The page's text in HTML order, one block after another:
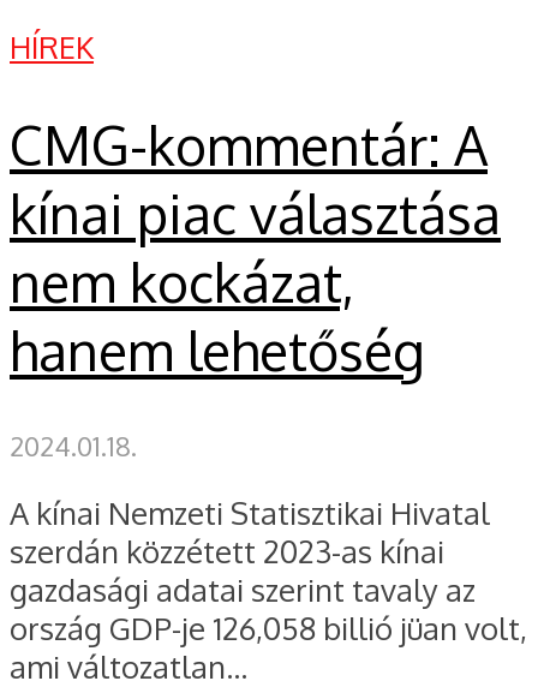
HÍREK
CMG-kommentár: A
kínai piac választása
nem kockázat,
hanem lehetőség
2024.01.18.
A kínai Nemzeti Statisztikai Hivatal
szerdán közzétett 2023-as kínai
gazdasági adatai szerint tavaly az
ország GDP-je 126,058 billió jüan volt,
ami változatlan...